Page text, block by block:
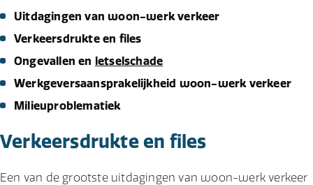
Uitdagingen van woon-werk verkeer
Verkeersdrukte en files
Ongevallen en letselschade
Werkgeversaansprakelijkheid woon-werk verkeer
Milieuproblematiek
Verkeersdrukte en files
Een van de grootste uitdagingen van woon-werk verkeer